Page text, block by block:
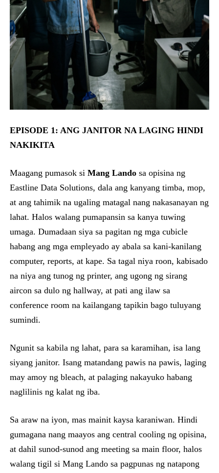
EPISODE 1: ANG JANITOR NA LAGING HINDI
NAKIKITA
Maagang pumasok si Mang Lando sa opisina ng
Eastline Data Solutions, dala ang kanyang timba, mop,
at ang tahimik na ugaling matagal nang nakasanayan ng
lahat. Halos walang pumapansin sa kanya tuwing
umaga. Dumadaan siya sa pagitan ng mga cubicle
habang ang mga empleyado ay abala sa kani-kanilang
computer, reports, at kape. Sa tagal niya roon, kabisado
na niya ang tunog ng printer, ang ugong ng sirang
aircon sa dulo ng hallway, at pati ang ilaw sa
conference room na kailangang tapikin bago tuluyang
sumindi.
Ngunit sa kabila ng lahat, para sa karamihan, isa lang
siyang janitor. Isang matandang pawis na pawis, laging
may amoy ng bleach, at palaging nakayuko habang
naglilinis ng kalat ng iba.
Sa araw na iyon, mas mainit kaysa karaniwan. Hindi
gumagana nang maayos ang central cooling ng opisina,
at dahil sunod-sunod ang meeting sa main floor, halos
walang tigil si Mang Lando sa pagpunas ng natapong